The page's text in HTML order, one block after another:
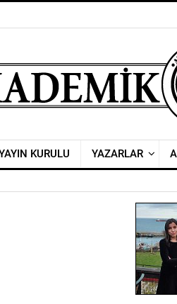
KURULU YAZARLAR